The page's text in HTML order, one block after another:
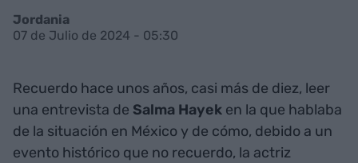
Jordania
07 de Julio de 2024 - 05:30
Recuerdo hace unos años, casi más de diez, leer
una entrevista de Salma Hayek en la que hablaba
de la situación en México y de cómo, debido a un
evento histórico que no recuerdo, la actriz